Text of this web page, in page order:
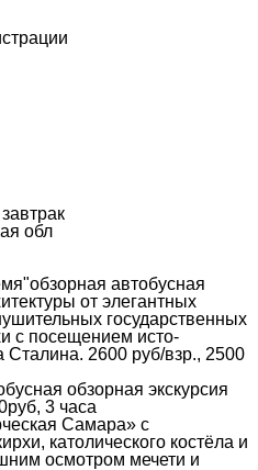
обл
автобусная
от элегантных
государственных
с посещением исто-
Сталина. 2600 руб/взр., 2500
обзорная экскурсия
3 часа
Самара» с
католического костёла и
осмотром мечети и